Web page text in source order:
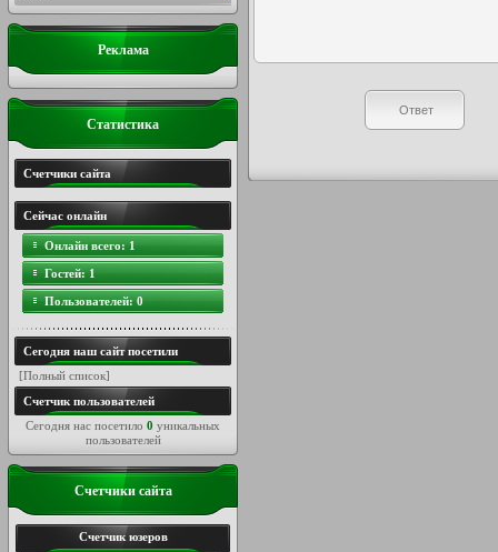
Реклама
Статистика
Счетчики сайта
Сейчас онлайн
Онлайн всего:1
Гостей:1
Пользователей:0
Сегодня наш сайт посетили
[Полный список]
Счетчик пользователей
Сегодня нас посетило 0 уникальных
пользователей
Счетчики сайта
Счетчик юзеров